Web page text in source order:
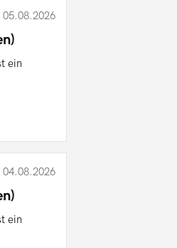
05.08.2026
ein
04.08.2026
ein